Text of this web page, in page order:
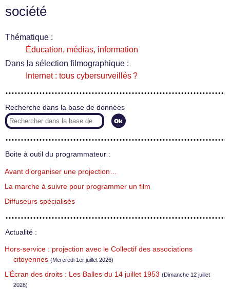
société
Thématique :
Éducation, médias, information
Dans la sélection filmographique :
Internet : tous cybersurveillés ?
Recherche dans la base de données
Boite à outil du programmateur :
Avant d’organiser une projection…
La marche à suivre pour programmer un film
Diffuseurs spécialisés
Actualité :
Hors-service : projection avec le Collectif des associations
citoyennes (Mercredi 1er juillet 2026)
L’Écran des droits : Les Balles du 14 juillet 1953 (Dimanche 12 juillet
2026)